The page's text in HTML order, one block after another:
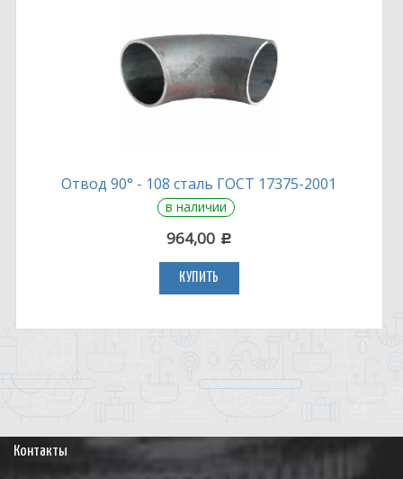
Отвод 90° - 108 сталь ГОСТ 17375-2001
в наличии
964,00 c
КУПИТЬ
Контакты